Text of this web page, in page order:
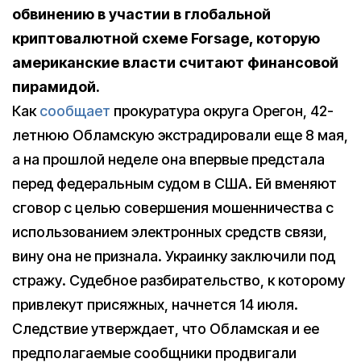
обвинению в участии в глобальной
криптовалютной схеме Forsage, которую
американские власти считают финансовой
пирамидой.
Каксообщает прокуратура округа Орегон, 42-
летнюю Обламскую экстрадировали еще 8 мая,
а на прошлой неделе она впервые предстала
перед федеральным судом в США. Ей вменяют
сговор с целью совершения мошенничества с
использованием электронных средств связи,
вину она не признала. Украинку заключили под
стражу. Судебное разбирательство, к которому
привлекут присяжных, начнется 14 июля.
Следствие утверждает, что Обламская и ее
предполагаемые сообщники продвигали